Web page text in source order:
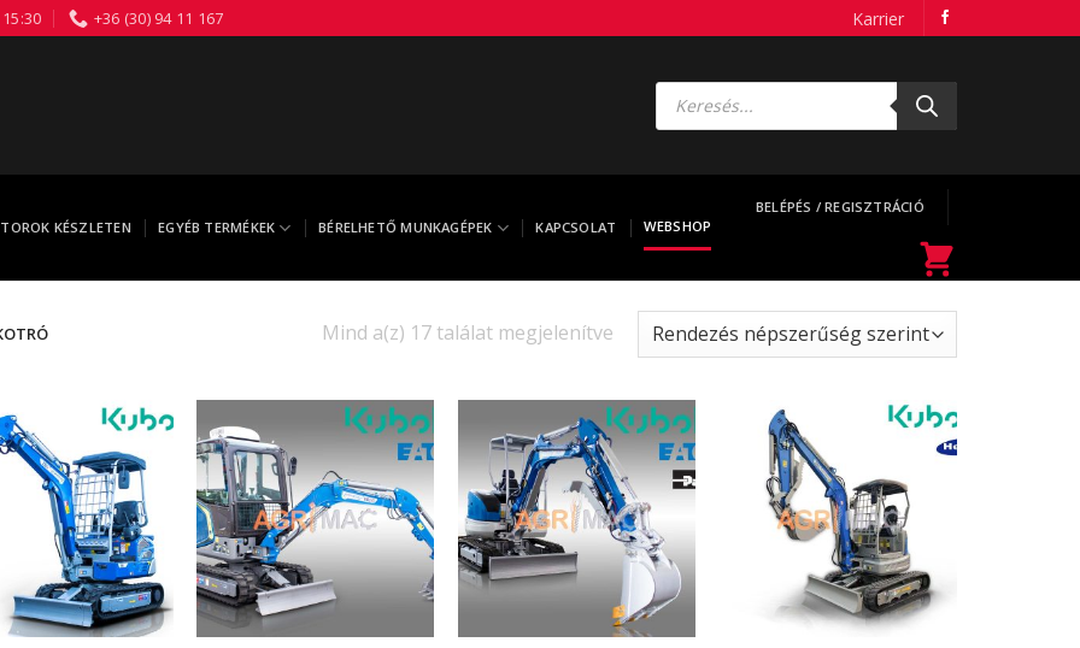
+36 (30) 94 11 167 Karrier
Products
search
KÉSZLETEN EGYÉB TERMÉKEK BÉRELHETŐ MUNKAGÉPEK KAPCSOLAT WEBSHOP
BELÉPÉS / REGISZTRÁCIÓ
Mind a(z) 17 találat megjelenítve